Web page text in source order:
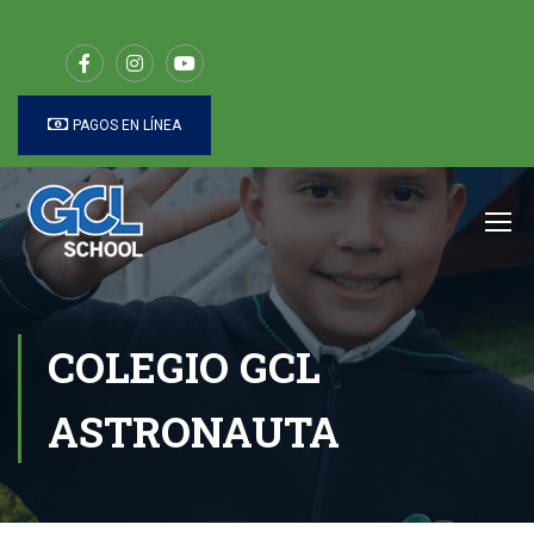
PAGOS EN LÍNEA
COLEGIO GCL
ASTRONAUTA